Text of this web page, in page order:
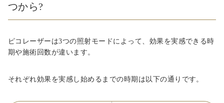
つから?
ピコレーザーは3つの照射モードによって、効果を実感できる時
期や施術回数が違います。
それぞれ効果を実感し始めるまでの時期は以下の通りです。